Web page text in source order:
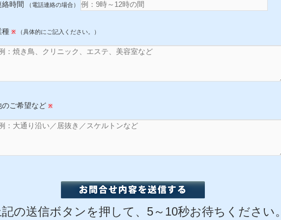
絡時間 （電話連絡の場合）
種 ※ （具体的にご記入ください。）
のご希望など ※
の送信ボタンを押して、5～10秒お待ちください。